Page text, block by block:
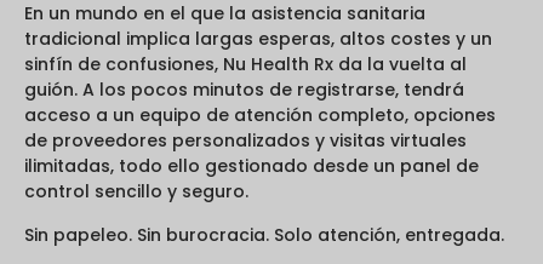
En un mundo en el que la asistencia sanitaria
tradicional implica largas esperas, altos costes y un
sinfín de confusiones, Nu Health Rx da la vuelta al
guión. A los pocos minutos de registrarse, tendrá
acceso a un equipo de atención completo, opciones
de proveedores personalizados y visitas virtuales
ilimitadas, todo ello gestionado desde un panel de
control sencillo y seguro.
Sin papeleo. Sin burocracia. Solo atención, entregada.